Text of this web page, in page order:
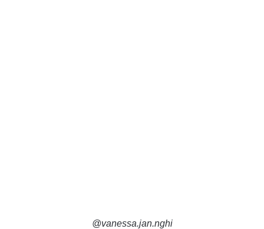
@vanessa.jan.nghi